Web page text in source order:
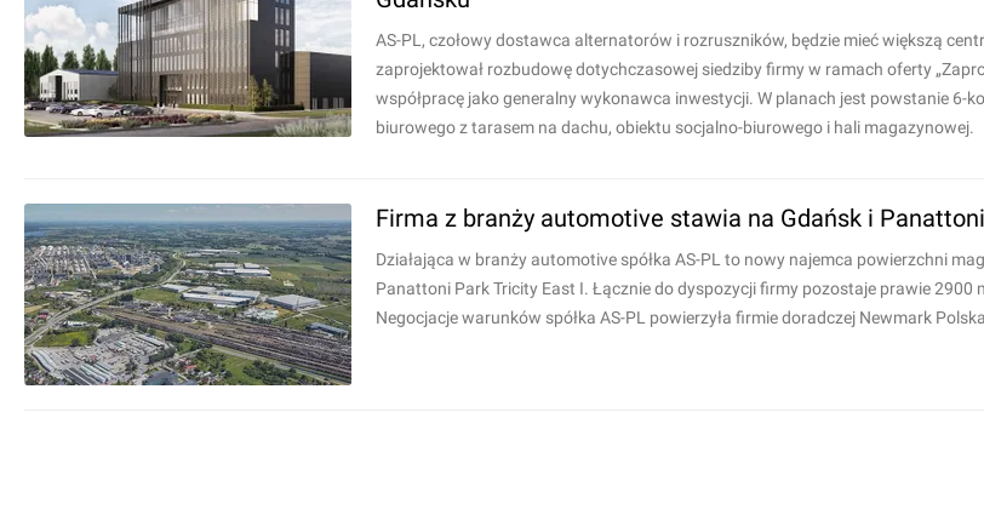
AS-PL, czołowy dostawca alternatorów i rozruszników, będzie mieć większą
zaprojektował rozbudowę dotychczasowej siedziby firmy w ramach oferty
współpracę jako generalny wykonawca inwestycji. W planach jest powstanie 6-
biurowego z tarasem na dachu, obiektu socjalno-biurowego i hali magazynowej.
Firma z branży automotive stawia na Gdańsk i
Działająca w branży automotive spółka AS-PL to nowy najemca powierzchni
Panattoni Park Tricity East I. Łącznie do dyspozycji firmy pozostaje prawie 2900
Negocjacje warunków spółka AS-PL powierzyła firmie doradczej Newmark